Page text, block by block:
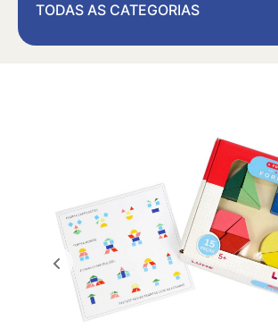
TODAS AS CATEGORIAS